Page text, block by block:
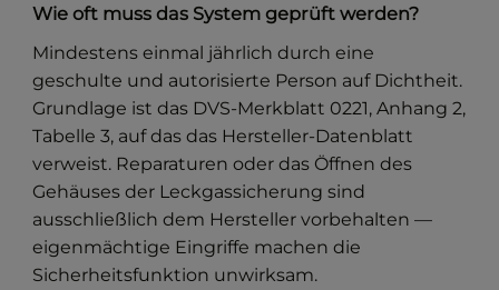
Wie oft muss das System geprüft werden?
Mindestens einmal jährlich durch eine
geschulte und autorisierte Person auf Dichtheit.
Grundlage ist das DVS-Merkblatt 0221, Anhang 2,
Tabelle 3, auf das das Hersteller-Datenblatt
verweist. Reparaturen oder das Öffnen des
Gehäuses der Leckgassicherung sind
ausschließlich dem Hersteller vorbehalten —
eigenmächtige Eingriffe machen die
Sicherheitsfunktion unwirksam.